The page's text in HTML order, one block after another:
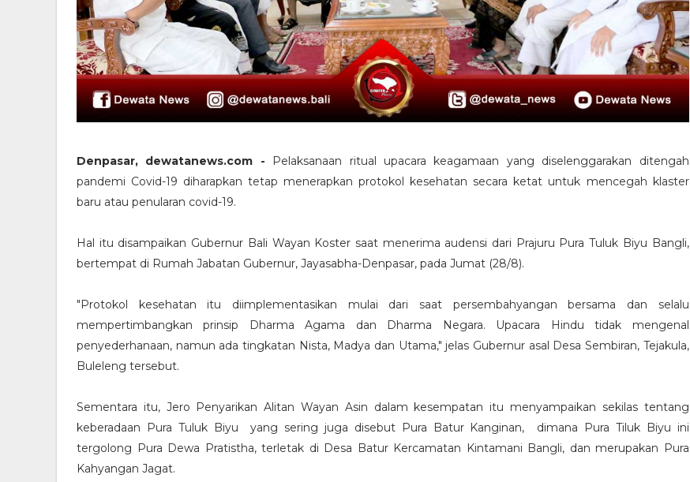
Denpasar, dewatanews.com - Pelaksanaan ritual upacara keagamaan yang diselenggarakan ditengah
pandemi Covid-19 diharapkan tetap menerapkan protokol kesehatan secara ketat untuk mencegah klaster
baru atau penularan covid-19.
Hal itu disampaikan Gubernur Bali Wayan Koster saat menerima audensi dari Prajuru Pura Tuluk Biyu Bangli,
bertempat di Rumah Jabatan Gubernur, Jayasabha-Denpasar, pada Jumat (28/8).
"Protokol kesehatan itu diimplementasikan mulai dari saat persembahyangan bersama dan selalu
mempertimbangkan prinsip Dharma Agama dan Dharma Negara. Upacara Hindu tidak mengenal
penyederhanaan, namun ada tingkatan Nista, Madya dan Utama," jelas Gubernur asal Desa Sembiran, Tejakula,
Buleleng tersebut.
Sementara itu, Jero Penyarikan Alitan Wayan Asin dalam kesempatan itu menyampaikan sekilas tentang
keberadaan Pura Tuluk Biyu yang sering juga disebut Pura Batur Kanginan, dimana Pura Tiluk Biyu ini
tergolong Pura Dewa Pratistha, terletak di Desa Batur Kercamatan Kintamani Bangli, dan merupakan Pura
Kahyangan Jagat.